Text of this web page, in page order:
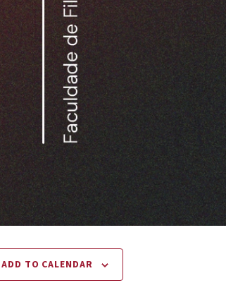
ADD TO CALENDAR